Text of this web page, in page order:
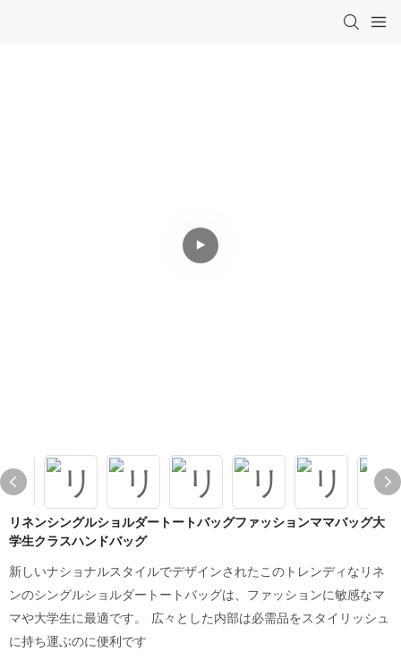
リネンシングルショルダートートバッグファッションママバッグ大
学生クラスハンドバッグ
新しいナショナルスタイルでデザインされたこのトレンディなリネ
ンのシングルショルダートートバッグは、ファッションに敏感なマ
マや大学生に最適です。 広々とした内部は必需品をスタイリッシュ
に持ち運ぶのに便利です